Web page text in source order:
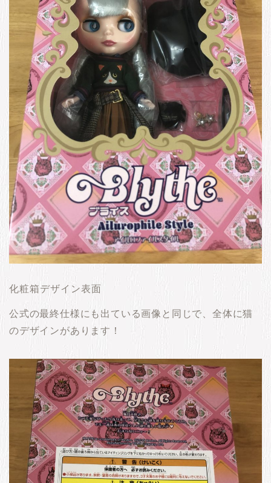
化粧箱デザイン表面
公式の最終仕様にも出ている画像と同じで、全体に猫
のデザインがあります！